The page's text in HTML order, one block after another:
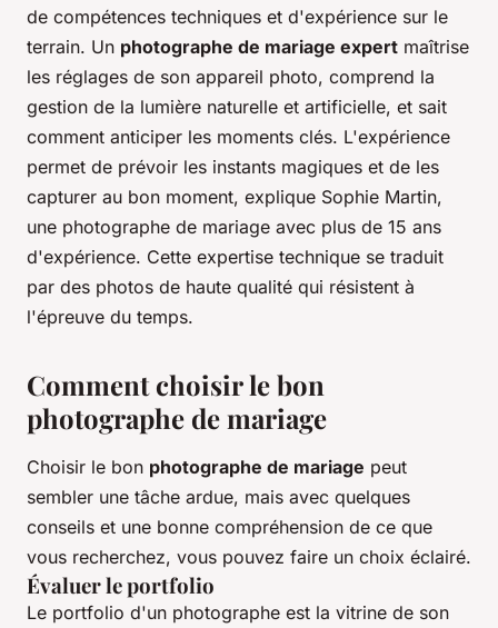
de compétences techniques et d'expérience sur le
terrain. Un photographe de mariage expert maîtrise
les réglages de son appareil photo, comprend la
gestion de la lumière naturelle et artificielle, et sait
comment anticiper les moments clés. L'expérience
permet de prévoir les instants magiques et de les
capturer au bon moment, explique Sophie Martin,
une photographe de mariage avec plus de 15 ans
d'expérience. Cette expertise technique se traduit
par des photos de haute qualité qui résistent à
l'épreuve du temps.
Comment choisir le bon
photographe de mariage
Choisir le bon photographe de mariage peut
sembler une tâche ardue, mais avec quelques
conseils et une bonne compréhension de ce que
vous recherchez, vous pouvez faire un choix éclairé.
Évaluer le portfolio
Le portfolio d'un photographe est la vitrine de son